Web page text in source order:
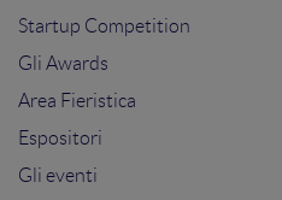
Startup Competition
Gli Awards
Area Fieristica
Espositori
Gli eventi